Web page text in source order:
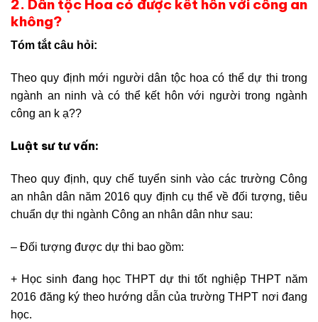
2. Dân tộc Hoa có được kết hôn với công an
không?
Tóm tắt câu hỏi:
Theo quy định mới người dân tộc hoa có thể dự thi trong
ngành an ninh và có thể kết hôn với người trong ngành
công an k ạ??
Luật sư tư vấn:
Theo quy định, quy chế tuyển sinh vào các trường Công
an nhân dân năm 2016 quy định cụ thể về đối tượng, tiêu
chuẩn dự thi ngành Công an nhân dân như sau:
– Đối tượng được dự thi bao gồm:
+ Học sinh đang học THPT dự thi tốt nghiệp THPT năm
2016 đăng ký theo hướng dẫn của trường THPT nơi đang
học.